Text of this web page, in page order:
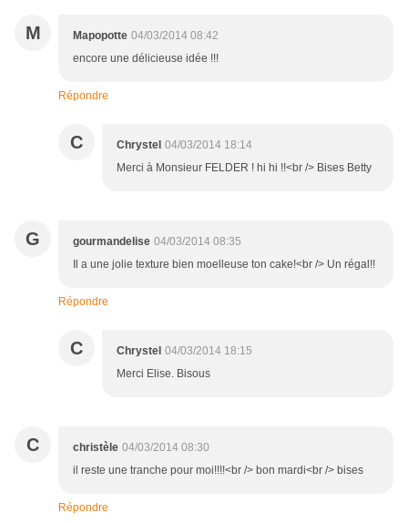
M Mapopotte 04/03/2014 08:42
encore une délicieuse idée !!!
Répondre
C Chrystel 04/03/2014 18:14
Merci à Monsieur FELDER ! hi hi !!<br /> Bises Betty
G gourmandelise 04/03/2014 08:35
Il a une jolie texture bien moelleuse ton cake!<br /> Un régal!!
Répondre
C Chrystel 04/03/2014 18:15
Merci Elise. Bisous
C christèle 04/03/2014 08:30
il reste une tranche pour moi!!!!<br /> bon mardi<br /> bises
Répondre